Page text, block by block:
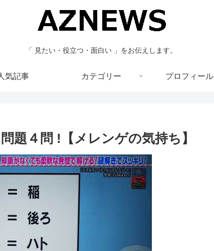
「 見たい・役立つ・面白い 」をお伝えします。
気記事 カテゴリー プロフィール
題４問 !【メレンゲの気持ち】